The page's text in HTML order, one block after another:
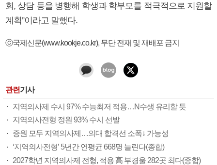
회, 상담 등을 병행해 학생과 학부모를 적극적으로 지원할
계획”이라고 말했다.
ⓒ국제신문(www.kookje.co.kr), 무단 전재 및 재배포 금지
관련기사
지역의사제 수시 97% 수능최저 적용…N수생 유리할 듯
지역의사전형 정원 93% 수시 선발
증원 모두 지역의사제…의대 합격선 소폭↓ 가능성
‘지역의사전형’ 5년간 연평균 668명 늘린다(종합)
2027학년 지역의사제 전형, 적용 高 부경울 282곳 최다(종합)